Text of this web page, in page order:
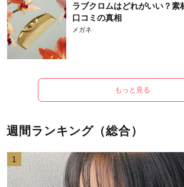
ラブクロムはどれがいい？素
口コミの真相
メガネ
もっと見る
週間ランキング（総合）
1